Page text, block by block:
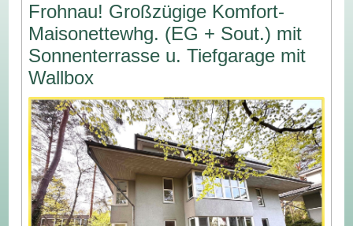
Frohnau! Großzügige Komfort-
Maisonettewhg. (EG + Sout.) mit
Sonnenterrasse u. Tiefgarage mit
Wallbox